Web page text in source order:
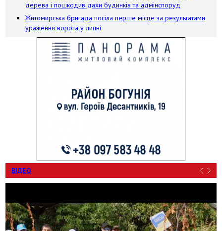
дерева і пошкодив дахи будинків та адмінспоруд
Житомирська бригада посіла перше місце за результатами
ураження ворога у липні
ВІДЕО